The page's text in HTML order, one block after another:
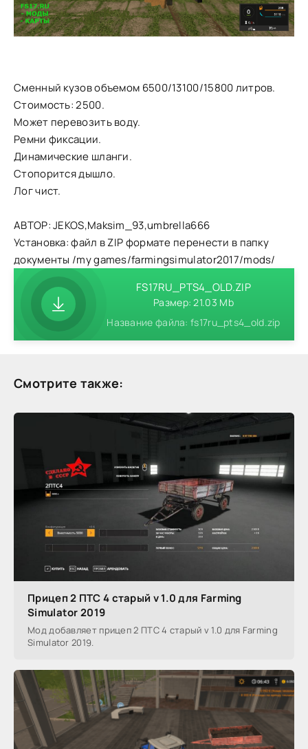
Сменный кузов объемом 6500/13100/15800 литров.
Стоимость: 2500.
Может перевозить воду.
Ремни фиксации.
Динамические шланги.
Стопорится дышло.
Лог чист.
АВТОР: JEKOS,Maksim_93,umbrella666
Установка: файл в ZIP формате перенести в папку
документы /my games/farmingsimulator2017/mods/
FS17RU_PTS4_OLD.ZIP
Размер: 21.03 Mb
Название файла: fs17ru_pts4_old.zip
Смотрите также:
Прицеп 2 ПТС 4 старый v 1.0 для Farming
Simulator 2019
Мод добавляет прицеп 2 ПТС 4 старый v 1.0 для Farming
Simulator 2019.